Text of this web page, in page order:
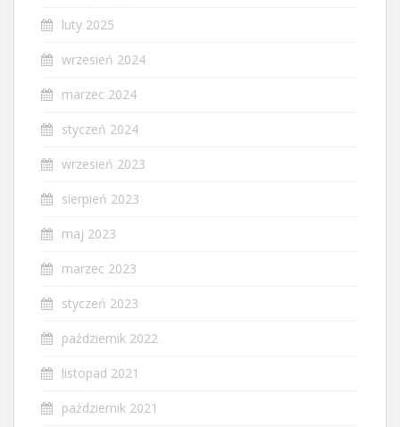
luty 2025
wrzesień 2024
marzec 2024
styczeń 2024
wrzesień 2023
sierpień 2023
maj 2023
marzec 2023
styczeń 2023
październik 2022
listopad 2021
październik 2021